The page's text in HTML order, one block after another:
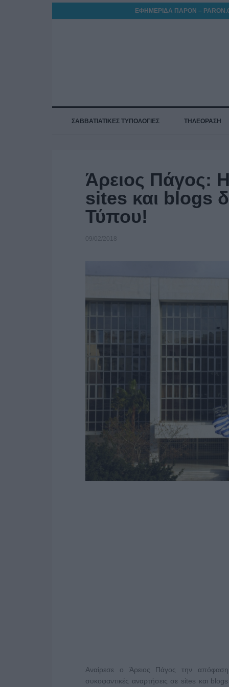
ΕΦΗΜΕΡΙΔΑ ΠΑΡΟΝ –
ΣΑΒΒΑΤΙΑΤΙΚΕΣ ΤΥΠΟΛΟΓΙΕΣ ΤΗΛΕΟΡΑΣΗ
Άρειος Πάγος:
sites και blogs
Τύπου!
09/02/2018
Αναίρεσε o Άρειος Πάγος την απόφαση
συκοφαντικές αναρτήσεις σε sites και